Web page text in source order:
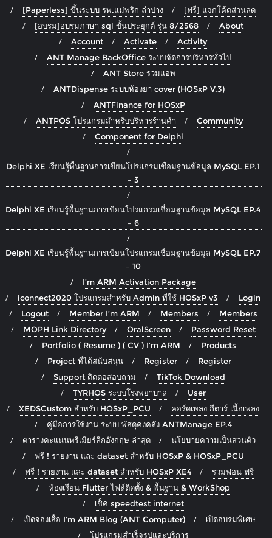
[Paperless] ขึ้นระบบ รพ.แม่พริก ลำปาง
[ฟรี] แจกโค้ดส่วนลด
[อบรม]อบรมภาษา sql ขั้นประยุกต์ รุ่น 8/2568
About
Account
Activate
Activity
ANT Manage BackOffice ระบบจัดการบริหารทั่วไป
ANT Store รวมแอพ
ANTDispense ระบบห้องยา cover (HOSxP V.3)
ANTFinance for HOSxP
ANTPOS โปรแกรมสำหรับบริหารร้านค้า
Community
Component for Delphi
Delphi XE เรียนรู้พื้นฐานการเขียนโปรแกรมเชื่อมฐานข้อมูล MySQL EP.1
– 3
Delphi XE เรียนรู้พื้นฐานการเขียนโปรแกรมเชื่อมฐานข้อมูล MySQL EP.4
– 6
Delphi XE เรียนรู้พื้นฐานการเขียนโปรแกรมเชื่อมฐานข้อมูล MySQL EP.7
– 10
I’m ARM Activation Package
iconnect2020 โปรแกรมสำหรับ Admin ที่ใช้ HOSxP v3
Login
Logout
Member I’m ARM Members
Members
MOPH Link Directory
OralScreen
Password Reset
Portfolio ( Resume ) ( CV ) I’m ARM
Products
Project ที่ได้สนับสนุน
Register
Register
Support ติดต่อสอบถาม
TikTok Download
TYRHOS ระบบโรงพยาบาล
User
XEDSCustom สำหรับ HOSxP_PCU
คอร์ดเพลง กีตาร์ เนื้อเพลง
คู่มือการใช้งาน ระบบ พัสดุคงคลัง ANTManage EP.4
ตารางคะแนนพรีเมียร์ลีกอังกฤษ ล่าสุด
นโยบายความเป็นส่วนตัว
ฟรี ! รายงาน และ dataset สำหรับ HOSxP & HOSxP_PCU
ฟรี ! รายงาน และ dataset สำหรับ HOSxP XE4
รวมฟอน ฟรี
ห้องเรียน Flutter ไฟล์ติดตั้ง & พื้นฐาน & WorkShop
เช็ค speedtest internet
เปิดจองเสื้อ I’m ARM Blog (ANT Computer)
เปิดอบรมพิเศษ
โปรแกรมสำเร็จรูปและบริการ